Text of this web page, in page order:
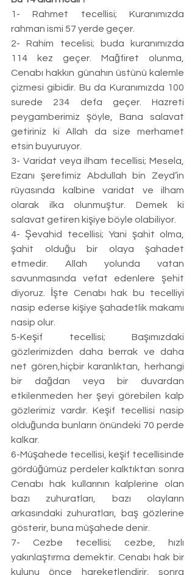
1- Rahmet tecellisi; Kuranımızda
rahman ismi 57 yerde geçer.
2- Rahim tecelisi; buda kuranımızda
114 kez geçer. Mağfiret olunma,
Cenabı hakkın günahın üstünü kalemle
çizmesi gibidir. Bu da Kuranımızda 100
surede 234 defa geçer. Hazreti
peygamberimiz şöyle, Bana salavat
getiriniz ki Allah da size merhamet
etsin buyuruyor.
3- Varidat veya ilham tecellisi; Mesela,
Ezanı şerefimiz Abdullah bin Zeyd’in
rüyasında kalbine varidat ve ilham
olarak ilka olunmuştur. Demek ki
salavat getiren kişiye böyle olabiliyor.
4- Şevahid tecellisi; Yani şahit olma,
şahit olduğu bir olaya şahadet
etmedir. Allah yolunda vatan
savunmasında vefat edenlere şehit
diyoruz. İşte Cenabı hak bu tecelliyi
nasip ederse kişiye şahadetlik makamı
nasip olur.
5-Keşif tecellisi; Başımızdaki
gözlerimizden daha berrak ve daha
net gören,hiçbir karanlıktan, herhangi
bir dağdan veya bir duvardan
etkilenmeden her şeyi görebilen kalp
gözlerimiz vardır. Keşif tecellisi nasip
olduğunda bunların önündeki 70 perde
kalkar.
6-Müşahede tecellisi, keşif tecellisinde
gördüğümüz perdeler kalktıktan sonra
Cenabı hak kullarının kalplerine olan
bazı zuhuratları, bazı olayların
arkasındaki zuhuratları, baş gözlerine
gösterir, buna müşahede denir.
7- Cezbe tecellisi; cezbe, hızlı
yakınlaştırma demektir. Cenabı hak bir
kulunu önce hareketlendirir, sonra